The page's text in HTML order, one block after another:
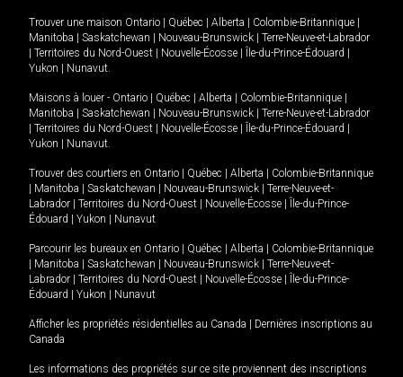
Trouver une maison Ontario Québec Alberta Colombie-Britannique
Manitoba
Saskatchewan Nouveau-Brunswick
Terre-Neuve-et-Labrador
Territoires du Nord-Ouest Nouvelle-Écosse Île-du-Prince-Édouard
Yukon
Nunavut.
Maisons à louer - Ontario Québec Alberta Colombie-Britannique
Manitoba
Saskatchewan Nouveau-Brunswick
Terre-Neuve-et-Labrador
Territoires du Nord-Ouest Nouvelle-Écosse Île-du-Prince-Édouard
Yukon
Nunavut.
Trouver des courtiers en Ontario Québec Alberta
Colombie-Britannique
Manitoba Saskatchewan Nouveau-Brunswick
Terre-Neuve-et-
Labrador
Territoires du Nord-Ouest Nouvelle-Écosse
Île-du-Prince-
Édouard
Yukon Nunavut
Parcourir les bureaux en Ontario Québec Alberta
Colombie-Britannique
Manitoba Saskatchewan Nouveau-Brunswick
Terre-Neuve-et-
Labrador
Territoires du Nord-Ouest Nouvelle-Écosse
Île-du-Prince-
Édouard
Yukon Nunavut
Afficher les propriétés résidentielles au Canada
Dernières inscriptions au
Canada
Les informations des propriétés sur ce site proviennent des inscriptions